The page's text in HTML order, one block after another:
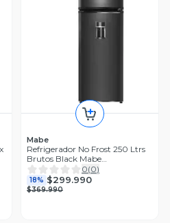
Mabe
Refrigerador No Frost 250 Ltrs
Brutos Black Mabe
RMA255PJUC 0(0)
18% $299.990
$369.990